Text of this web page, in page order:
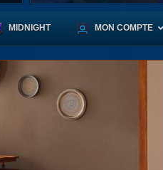
de Chromie
le vol
MIDNIGHT MON COMPTE